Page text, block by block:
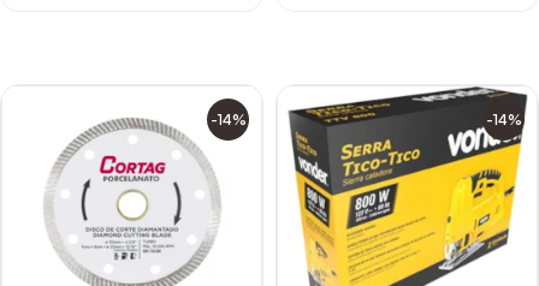
-14% -14%